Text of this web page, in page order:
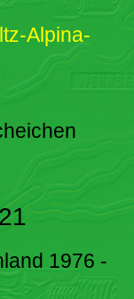
Alpina-
1976 -